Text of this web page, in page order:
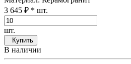
3 645 ₽ * шт.
шт.
Купить
В наличии